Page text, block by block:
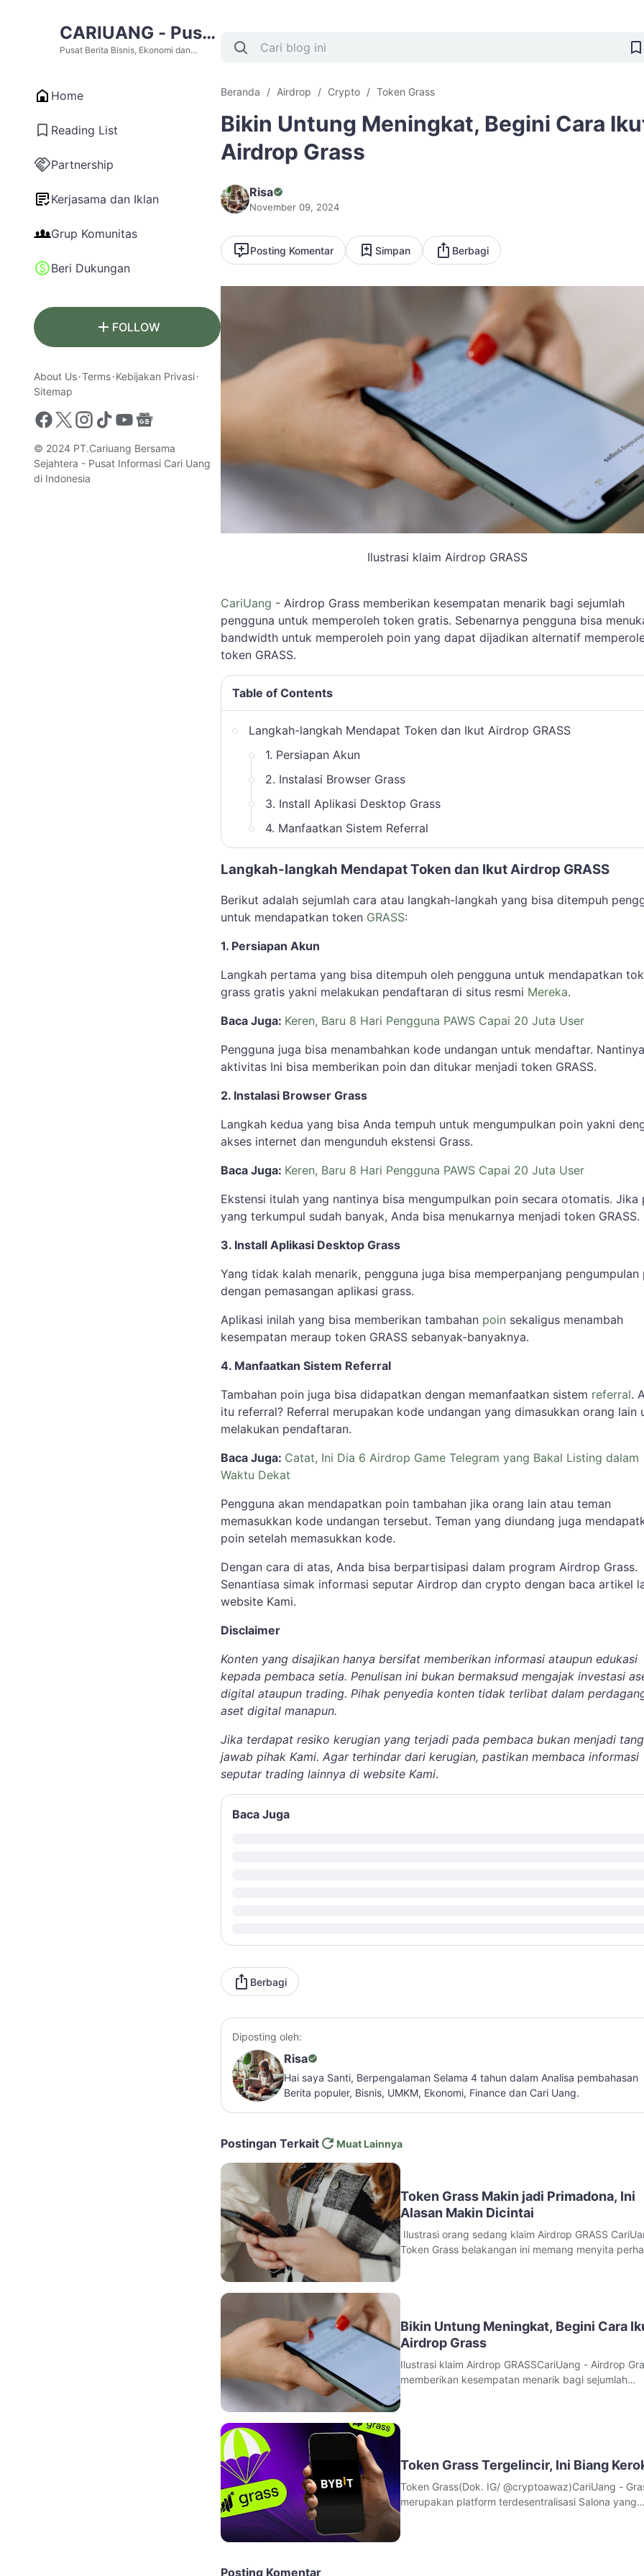
CARIUANG - Pusat
Berita Bisnis,
Uang Terupdate
Hari Ini
Pusat Berita Bisnis, Ekonomi dan
Home
Reading List
Partnership
Kerjasama dan Iklan
Grup Komunitas
Beri Dukungan
FOLLOW
About Us Terms Kebijakan Privasi
Sitemap
© 2024 PT.Cariuang Bersama
Sejahtera - Pusat Informasi Cari Uang
di Indonesia
Beranda Airdrop Crypto Token Grass
Bikin Untung Meningkat, Begini Cara
Airdrop Grass
Risa
November 09, 2024
Posting Komentar Simpan Berbagi
Ilustrasi klaim Airdrop GRASS
CariUang - Airdrop Grass memberikan kesempatan menarik bagi sejumlah
pengguna untuk memperoleh token gratis. Sebenarnya pengguna bisa
bandwidth untuk memperoleh poin yang dapat dijadikan alternatif
token GRASS.
Table of Contents
Langkah-langkah Mendapat Token dan Ikut Airdrop GRASS
1. Persiapan Akun
2. Instalasi Browser Grass
3. Install Aplikasi Desktop Grass
4. Manfaatkan Sistem Referral
Langkah-langkah Mendapat Token dan Ikut Airdrop GRASS
Berikut adalah sejumlah cara atau langkah-langkah yang bisa ditempuh
untuk mendapatkan token GRASS:
1. Persiapan Akun
Langkah pertama yang bisa ditempuh oleh pengguna untuk mendapatkan
grass gratis yakni melakukan pendaftaran di situs resmi Mereka.
Baca Juga: Keren, Baru 8 Hari Pengguna PAWS Capai 20 Juta User
Pengguna juga bisa menambahkan kode undangan untuk mendaftar. Nantinya
aktivitas Ini bisa memberikan poin dan ditukar menjadi token GRASS.
2. Instalasi Browser Grass
Langkah kedua yang bisa Anda tempuh untuk mengumpulkan poin yakni
akses internet dan mengunduh ekstensi Grass.
Baca Juga: Keren, Baru 8 Hari Pengguna PAWS Capai 20 Juta User
Ekstensi itulah yang nantinya bisa mengumpulkan poin secara otomatis. Jika
yang terkumpul sudah banyak, Anda bisa menukarnya menjadi token GRASS.
3. Install Aplikasi Desktop Grass
Yang tidak kalah menarik, pengguna juga bisa memperpanjang pengumpulan
dengan pemasangan aplikasi grass.
Aplikasi inilah yang bisa memberikan tambahan poin sekaligus menambah
kesempatan meraup token GRASS sebanyak-banyaknya.
4. Manfaatkan Sistem Referral
Tambahan poin juga bisa didapatkan dengan memanfaatkan sistem referral.
itu referral? Referral merupakan kode undangan yang dimasukkan orang lain
melakukan pendaftaran.
Baca Juga: Catat, Ini Dia 6 Airdrop Game Telegram yang Bakal Listing dalam
Waktu Dekat
Pengguna akan mendapatkan poin tambahan jika orang lain atau teman
memasukkan kode undangan tersebut. Teman yang diundang juga
poin setelah memasukkan kode.
Dengan cara di atas, Anda bisa berpartisipasi dalam program Airdrop Grass.
Senantiasa simak informasi seputar Airdrop dan crypto dengan baca artikel
website Kami.
Disclaimer
Konten yang disajikan hanya bersifat memberikan informasi ataupun edukasi
kepada pembaca setia. Penulisan ini bukan bermaksud mengajak investasi
digital ataupun trading. Pihak penyedia konten tidak terlibat dalam
aset digital manapun.
Jika terdapat resiko kerugian yang terjadi pada pembaca bukan menjadi
jawab pihak Kami. Agar terhindar dari kerugian, pastikan membaca informasi
seputar trading lainnya di website Kami.
Baca Juga
Berbagi
Diposting oleh:
Risa
Hai saya Santi, Berpengalaman Selama 4 tahun dalam Analisa pembahasan
Berita populer, Bisnis, UMKM, Ekonomi, Finance dan Cari Uang.
Postingan Terkait Muat Lainnya
Token Grass Makin jadi Primadona, Ini
Alasan Makin Dicintai
Ilustrasi orang sedang klaim Airdrop GRASS
Token Grass belakangan ini memang menyita
Bikin Untung Meningkat, Begini Cara
Airdrop Grass
Ilustrasi klaim Airdrop GRASSCariUang - Airdrop Grass
memberikan kesempatan menarik bagi sejumlah
Token Grass Tergelincir, Ini Biang
Token Grass(Dok. IG/ @cryptoawaz)CariUang -
merupakan platform terdesentralisasi Salona yang
Posting Komentar